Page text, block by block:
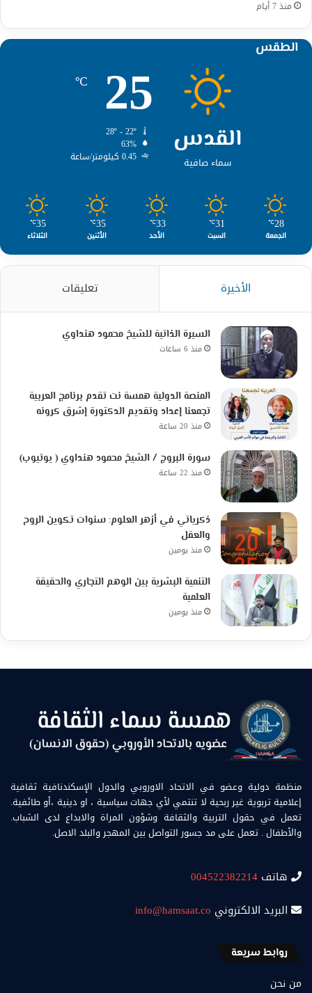
منذ 7 أيام
الطقس
القدس
سماء صافية
25
℃
63%
0.45 كيلومتر/ساعة
28
℃
الجمعة
31
℃
السبت
33
℃
الأحد
35
℃
الأثنين
35
℃
الثلاثاء
الأخيرة تعليقات
السيرة الذاتية للشيخ محمود هنداوي
منذ 6 ساعات
المنصة الدولية همسة نت تقدم برنامج العربية
تجمعنا إعداد وتقديم الدكتورة إشرق كرونه
منذ 20 ساعة
سورة البروج / الشيخ محمود هنداوي ( يوتيوب)
منذ 22 ساعة
ذكرياتي في أزهر العلوم: سنوات تكوين الروح
والعقل
منذ يومين
التنمية البشرية بين الوهم التجاري والحقيقة
العلمية
منذ يومين
منظمة دولية وعضو في الاتحاد الاوروبي والدول الإسكندنافية ثقافية
إعلامية تربوية غير ربحية لا تنتمي لأي جهات سياسية ، او دينية ،أو طائفية.
تعمل في حقول التربية والثقافة وشؤون المراة والابداع لدى الشباب.
والأطفال . تعمل على مد جسور التواصل بين المهجر والبلد الاصل.
هاتف 004522382214
البريد الالكتروني info@hamsaat.co
روابط سريعة
من نحن